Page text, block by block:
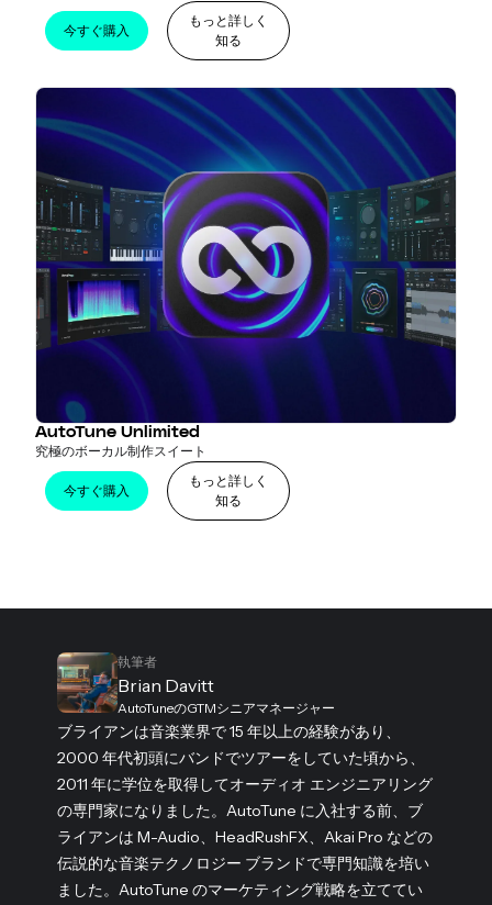
今すぐ購入
もっと詳しく
知る
AutoTune Unlimited
究極のボーカル制作スイート
今すぐ購入
もっと詳しく
知る
執筆者
Brian Davitt
AutoTuneのGTMシニアマネージャー
ブライアンは音楽業界で 15 年以上の経験があり、
2000 年代初頭にバンドでツアーをしていた頃から、
2011 年に学位を取得してオーディオ エンジニアリング
の専門家になりました。AutoTune に入社する前、ブ
ライアンは M-Audio、HeadRushFX、Akai Pro などの
伝説的な音楽テクノロジー ブランドで専門知識を培い
ました。AutoTune のマーケティング戦略を立ててい